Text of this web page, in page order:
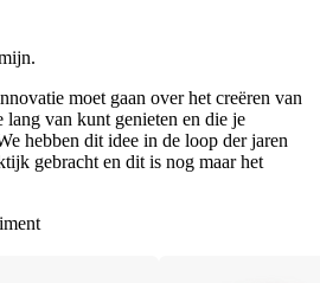
moet gaan over het creëren van
van kunt genieten en die je
hebben dit idee in de loop der jaren
gebracht en dit is nog maar het